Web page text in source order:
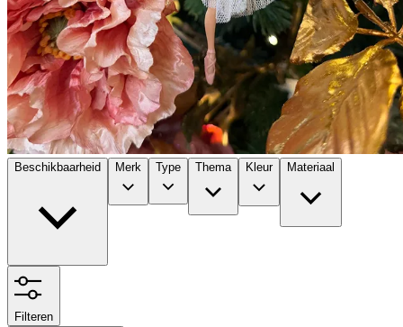
Beschikbaarheid Merk Type Thema Kleur Materiaal
Filteren